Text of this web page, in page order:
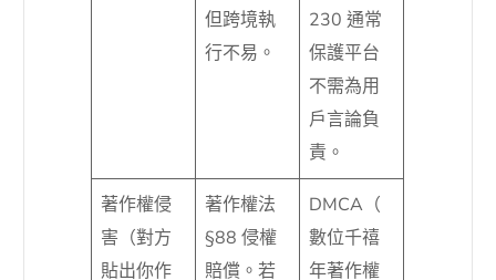
但跨境執
行不易。
230 通常
保護平台
不需為用
戶言論負
責。
著作權侵
害（對方
貼出你作
著作權法
§88 侵權
賠償。若
DMCA（
數位千禧
年著作權